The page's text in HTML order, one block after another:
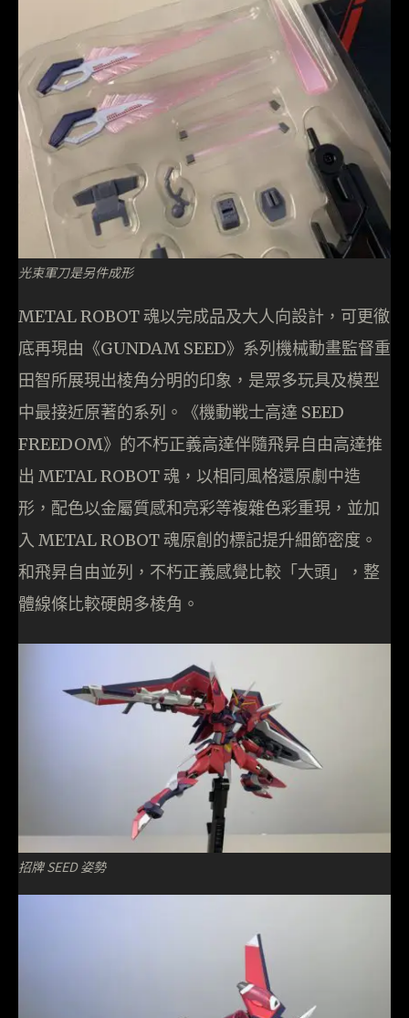
光束軍刀是另件成形
METAL ROBOT 魂以完成品及大人向設計，可更徹
底再現由《GUNDAM SEED》系列機械動畫監督重
田智所展現出棱角分明的印象，是眾多玩具及模型
中最接近原著的系列。《機動戦士高達 SEED
FREEDOM》的不朽正義高達伴隨飛昇自由高達推
出 METAL ROBOT 魂，以相同風格還原劇中造
形，配色以金屬質感和亮彩等複雜色彩重現，並加
入 METAL ROBOT 魂原創的標記提升細節密度。
和飛昇自由並列，不朽正義感覺比較「大頭」，整
體線條比較硬朗多棱角。
招牌 SEED 姿勢